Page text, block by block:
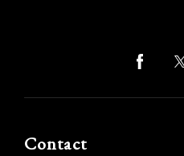
Contact